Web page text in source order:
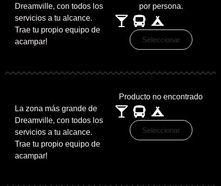
Dreamville, con todos los
servicios a tu alcance.
Trae tu propio equipo de
acampar!
por persona.
Seleccionar
La zona más grande de
Dreamville, con todos los
servicios a tu alcance.
Trae tu propio equipo de
acampar!
Producto no encontrado
Seleccionar